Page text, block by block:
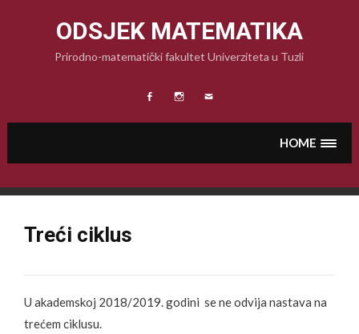
ODSJEK MATEMATIKA
Prirodno-matematički fakultet Univerziteta u Tuzli
HOME
Treći ciklus
U akademskoj 2018/2019. godini se ne odvija nastava na
trećem ciklusu.